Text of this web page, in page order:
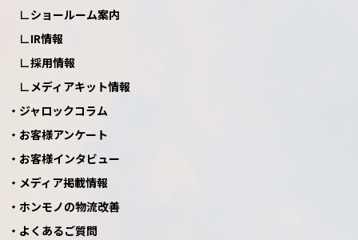
ショールーム案内
IR情報
採用情報
メディアキット情報
ジャロックコラム
お客様アンケート
お客様インタビュー
メディア掲載情報
ホンモノの物流改善
よくあるご質問